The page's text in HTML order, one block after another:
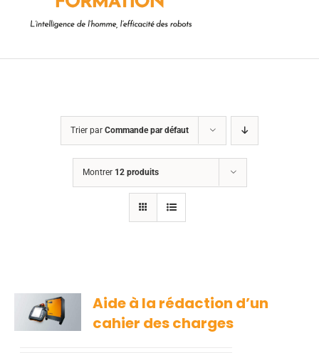
Trier par Commande par défaut
Montrer 12 produits
Aide à la rédaction d’un
cahier des charges